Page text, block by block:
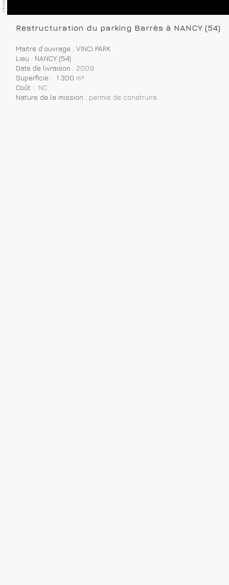
Restructuration du parking Barrès à NANCY (54)
Maitre d’ouvrage : VINCI PARK
Lieu : NANCY (54)
Date de livraison : 2009
Superficie : 1 300 m²
Coût : NC
Nature de la mission : permis de construire